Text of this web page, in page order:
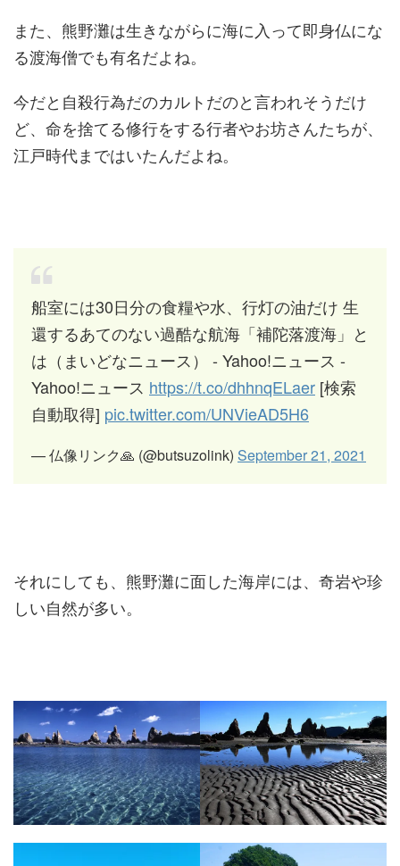
また、熊野灘は生きながらに海に入って即身仏にな
る渡海僧でも有名だよね。
今だと自殺行為だのカルトだのと言われそうだけ
ど、命を捨てる修行をする行者やお坊さんたちが、
江戸時代まではいたんだよね。
船室には30日分の食糧や水、行灯の油だけ 生
還するあてのない過酷な航海「補陀落渡海」と
は（まいどなニュース） - Yahoo!ニュース -
Yahoo!ニュース https://t.co/dhhnqELaer [検索
自動取得] pic.twitter.com/UNVieAD5H6
— 仏像リンク🙏 (@butsuzolink) September 21, 2021
それにしても、熊野灘に面した海岸には、奇岩や珍
しい自然が多い。